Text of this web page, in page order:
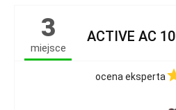
3
miejsce
ACTIVE AC
ocena eksperta